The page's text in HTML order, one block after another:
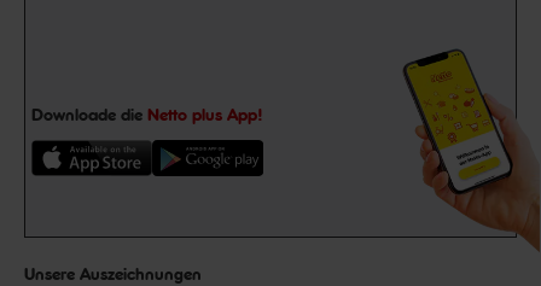
Downloade die Netto plus App!
Unsere Auszeichnungen